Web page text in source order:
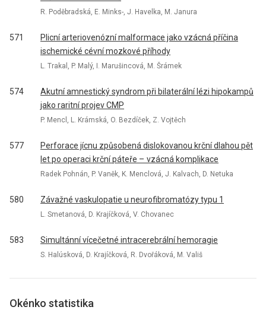
R. Poděbradská, E. Minks-, J. Havelka, M. Janura
571
Plicní arteriovenózní malformace jako vzácná příčina
ischemické cévní mozkové příhody
L. Trakal, P. Malý, I. Marušincová, M. Šrámek
574
Akutní amnestický syndrom při bilaterální lézi hipokampů
jako raritní projev CMP
P. Mencl, L. Krámská, O. Bezdíček, Z. Vojtěch
577
Perforace jícnu způsobená dislokovanou krční dlahou pět
let po operaci krční páteře – vzácná komplikace
Radek Pohnán, P. Vaněk, K. Menclová, J. Kalvach, D. Netuka
580 Závažné vaskulopatie u neurofibromatózy typu 1
L. Smetanová, D. Krajíčková, V. Chovanec
583 Simultán­ní vícečetné intracerebrální hemoragie
S. Halúsková, D. Krajíčková, R. Dvořáková, M. Vališ
Okénko statistika